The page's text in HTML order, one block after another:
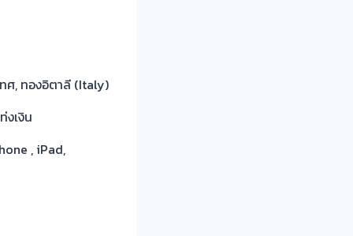
ทศ, ทองอิตาลี (Italy)
งเงิน
, iPad,